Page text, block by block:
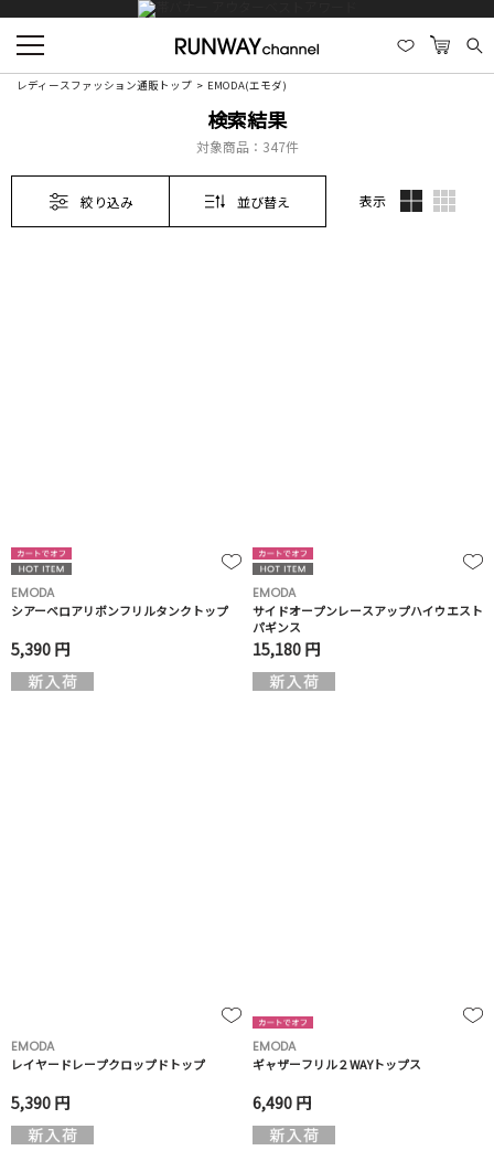
レディースファッション通販トップ EMODA(エモダ)
検索結果
対象商品： 347件
絞り込み 並び替え 表示
EMODA
シアーベロアリボンフリルタンクトップ
5,390 円
EMODA
サイドオープンレースアップハイウエスト
パギンス
15,180 円
EMODA
レイヤードレープクロップドトップ
5,390 円
EMODA
ギャザーフリル２WAYトップス
6,490 円